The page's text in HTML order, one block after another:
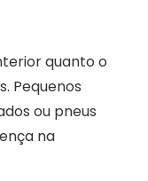
quanto o
Pequenos
ou pneus
na